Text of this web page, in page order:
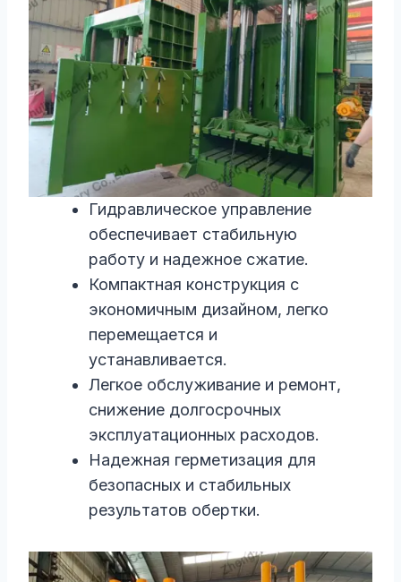
Гидравлическое управление
обеспечивает стабильную
работу и надежное сжатие.
Компактная конструкция с
экономичным дизайном, легко
перемещается и
устанавливается.
Легкое обслуживание и ремонт,
снижение долгосрочных
эксплуатационных расходов.
Надежная герметизация для
безопасных и стабильных
результатов обертки.